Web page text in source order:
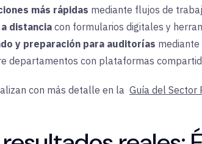
más rápidas mediante flujos de
distancia con formularios digitales y
y preparación para auditorías mediante
departamentos con plataformas
con más detalle en la Guía del Sector